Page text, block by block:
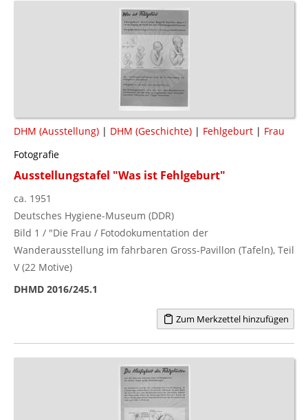
DHM (Ausstellung) | DHM (Geschichte) | Fehlgeburt | Frau
Fotografie
Ausstellungstafel "Was ist Fehlgeburt"
ca. 1951
Deutsches Hygiene-Museum (DDR)
Bild 1 / "Die Frau / Fotodokumentation der
Wanderausstellung im fahrbaren Gross-Pavillon (Tafeln), Teil
V (22 Motive)
DHMD 2016/245.1
Zum Merkzettel hinzufügen